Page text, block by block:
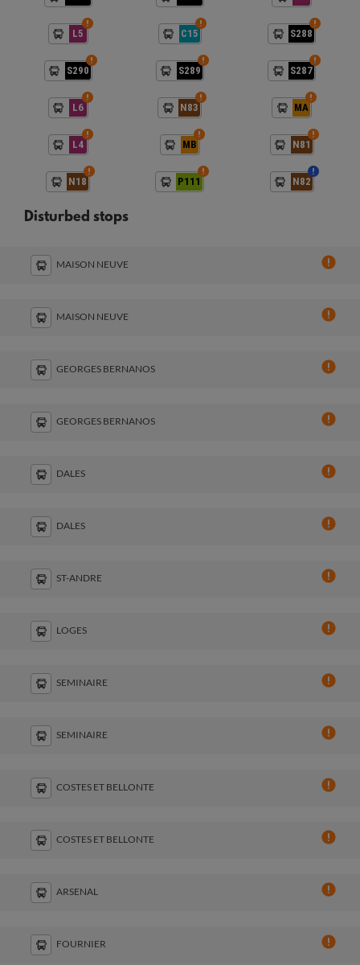
L5 C15 S288
S290 S289 S287
L6 N83 MA
L4 MB N81
N18 P111 N82
Disturbed stops
MAISON NEUVE
MAISON NEUVE
GEORGES BERNANOS
GEORGES BERNANOS
DALES
DALES
ST-ANDRE
LOGES
SEMINAIRE
SEMINAIRE
COSTES ET BELLONTE
COSTES ET BELLONTE
ARSENAL
FOURNIER